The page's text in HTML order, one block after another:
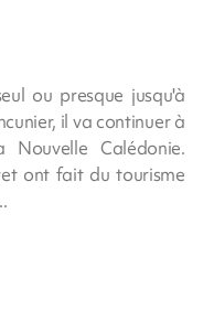
ou presque jusqu'à
il va continuer à
Calédonie.
ont fait du tourisme